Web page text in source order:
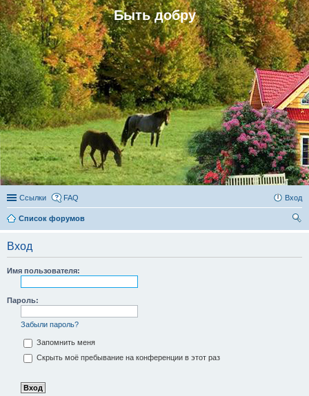
Быть добру
Ссылки FAQ Вход
Список форумов
Вход
Имя пользователя:
Пароль:
Забыли пароль?
Запомнить меня
Скрыть моё пребывание на конференции в этот раз